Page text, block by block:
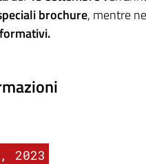
brochure, mentre
2023